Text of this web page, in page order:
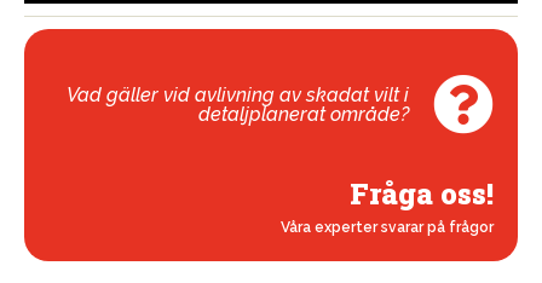
Vad gäller vid avlivning av skadat vilt i
detaljplanerat område?
Fråga oss!
Våra experter svarar på frågor